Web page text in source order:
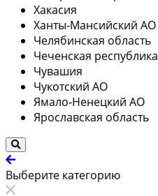
Хакасия
Ханты-Мансийский АО
Челябинская область
Чеченская республика
Чувашия
Чукотский АО
Ямало-Ненецкий АО
Ярославская область
Выберите категорию